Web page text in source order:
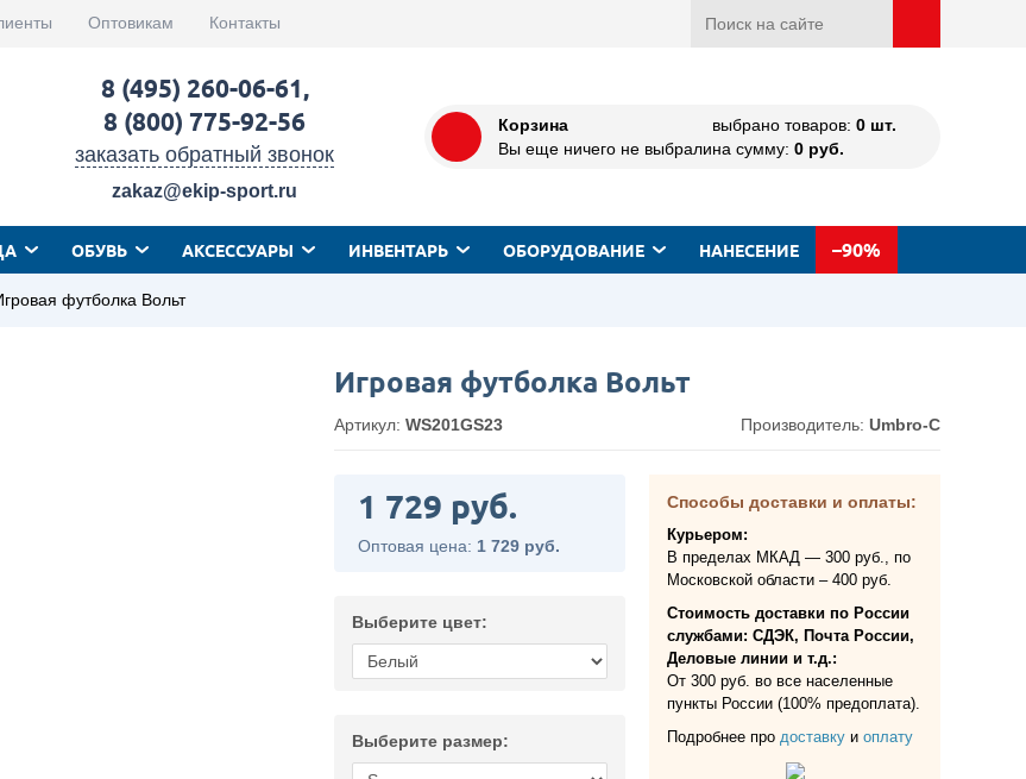
Оптовикам Контакты
8 (495) 260-06-61,
8 (800) 775-92-56
заказать обратный звонок
zakaz@ekip-sport.ru
Корзина
Вы еще ничего не выбрали
выбрано товаров: 0 шт.
на сумму: 0 руб.
ОБУВЬ АКСЕССУАРЫ ИНВЕНТАРЬ ОБОРУДОВАНИЕ НАНЕСЕНИЕ –90%
футболка Вольт
Игровая футболка Вольт
Артикул: WS201GS23 Производитель: Umbro-C
1 729 руб.
Оптовая цена: 1 729 руб.
Выберите цвет:
Выберите размер:
Способы доставки и оплаты:
Курьером:
В пределах МКАД — 300 руб., по
Московской области – 400 руб.
Стоимость доставки по России
службами: СДЭК, Почта России,
Деловые линии и т.д.:
От 300 руб. во все населенные
пункты России (100% предоплата).
Подробнее про доставку и оплату